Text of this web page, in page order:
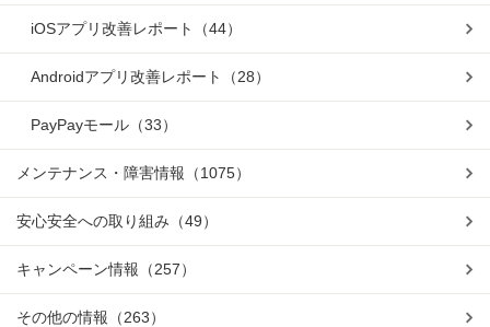
iOSアプリ改善レポート （44）
Androidアプリ改善レポート （28）
PayPayモール （33）
メンテナンス・障害情報 （1075）
安心安全への取り組み （49）
キャンペーン情報 （257）
その他の情報 （263）